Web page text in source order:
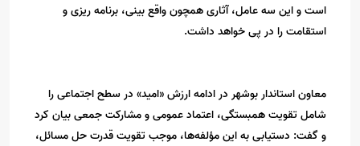
است و این سه عامل، آثاری همچون واقع بینی، برنامه ریزی و
استقامت را در پی خواهد داشت.
معاون استاندار بوشهر در ادامه ارزش «امید» در سطح اجتماعی را
شامل تقویت همبستگی، اعتماد عمومی و مشارکت جمعی بیان کرد
و گفت: دستیابی به این مؤلفه‌ها، موجب تقویت قدرت حل مسائل،